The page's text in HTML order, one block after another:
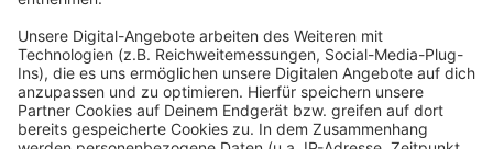
Mehr Informationen
Akzeptieren
powered byUsercentrics Consent
Fünf für Farin Urlaub
Anzeige